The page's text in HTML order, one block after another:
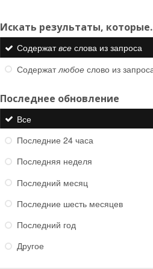
Искать результаты,
Содержатвсеслова из запроса
Содержатлюбоеслово из
Последнее обновление
Все
Последние 24 часа
Последняя неделя
Последний месяц
Последние шесть месяцев
Последний год
Другое